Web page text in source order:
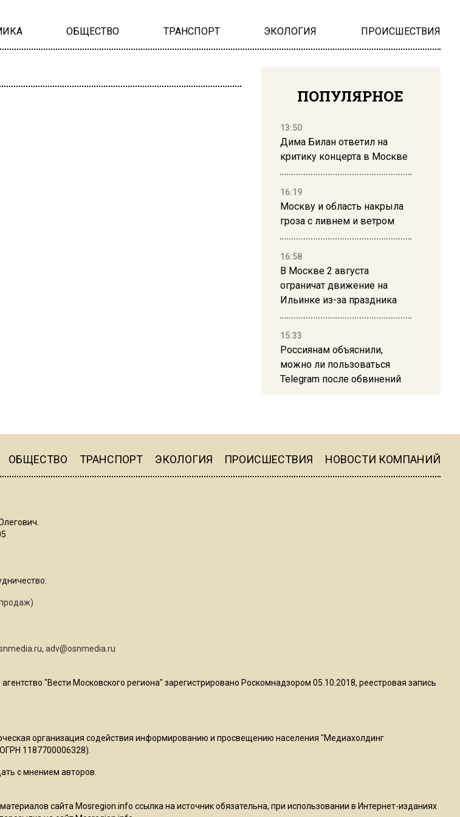
ОБЩЕСТВО ТРАНСПОРТ ЭКОЛОГИЯ ПРОИСШЕСТВИЯ
ПОПУЛЯРНОЕ
13:50
Дима Билан ответил на
критику концерта в Москве
16:19
Москву и область накрыла
гроза с ливнем и ветром
16:58
В Москве 2 августа
ограничат движение на
Ильинке из-за праздника
15:33
Россиянам объяснили,
можно ли пользоваться
Telegram после обвинений
литров дождя на
В Подмосковье прекратили
цехах
ОБЩЕСТВО ТРАНСПОРТ ЭКОЛОГИЯ ПРОИСШЕСТВИЯ НОВОСТИ КОМПАНИЙ
, adv@osnmedia.ru
"Вести Московского региона" зарегистрировано Роскомнадзором 05.10.2018, реестровая запись
организация содействия информированию и просвещению населения "Медиахолдинг
1187700006328).
с мнением авторов.
сайта Mosregion.info ссылка на источник обязательна, при использовании в Интернет-изданиях